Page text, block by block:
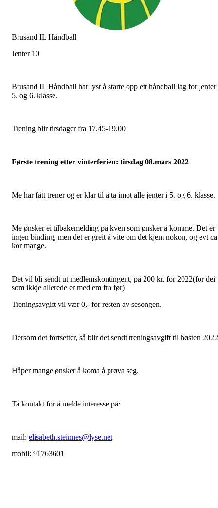
Brusand IL Håndball
Jenter 10
Brusand IL Håndball har lyst å starte opp ett håndball lag for jenter
5. og 6. klasse.
Trening blir tirsdager fra 17.45-19.00
Første trening etter vinterferien: tirsdag 08.mars 2022
Me har fått trener og er klar til å ta imot alle jenter i 5. og 6. klasse.
Me ønsker ei tilbakemelding på kven som ønsker å komme. Det er
ingen binding, men det er greit å vite om det kjem nokon, og evt ca
kor mange.
Det vil bli sendt ut medlemskontingent, på 200 kr, for 2022(for dei
som ikkje allerede er medlem fra før)
Treningsavgift vil vær 0,- for resten av sesongen.
Dersom det fortsetter, så blir det sendt treningsavgift til høsten
Håper mange ønsker å koma å prøva seg.
Ta kontakt for å melde interesse på:
mail: elisabeth.steinnes@lyse.net
mobil: 91763601